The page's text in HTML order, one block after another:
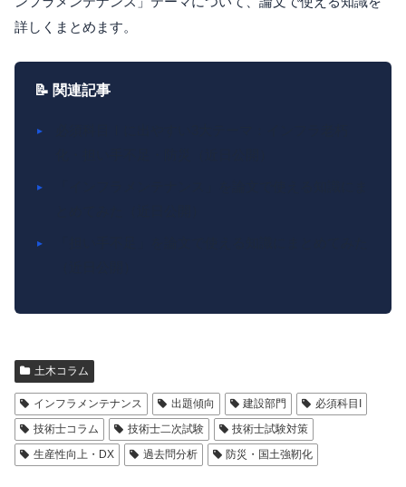
詳しくまとめます。
📝 関連記事
土木コラム
インフラメンテナンス 出題傾向 建設部門
必須科目I
技術士コラム
技術士二次試験
技術士試験対策
生産性向上・DX
過去問分析 防災・国土強靭化